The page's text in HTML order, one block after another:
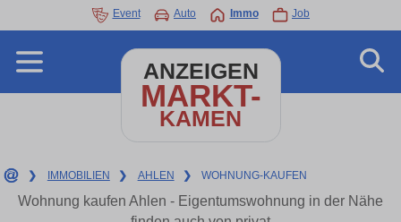
Event Auto Immo Job
ANZEIGEN
MARKT-
KAMEN
❯ IMMOBILIEN ❯ AHLEN ❯ WOHNUNG-KAUFEN
Wohnung kaufen Ahlen - Eigentumswohnung in der Nähe